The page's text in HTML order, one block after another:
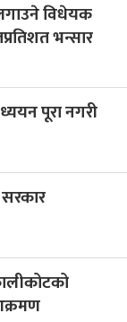
विधेयक
भन्सार
पूरा नगरी